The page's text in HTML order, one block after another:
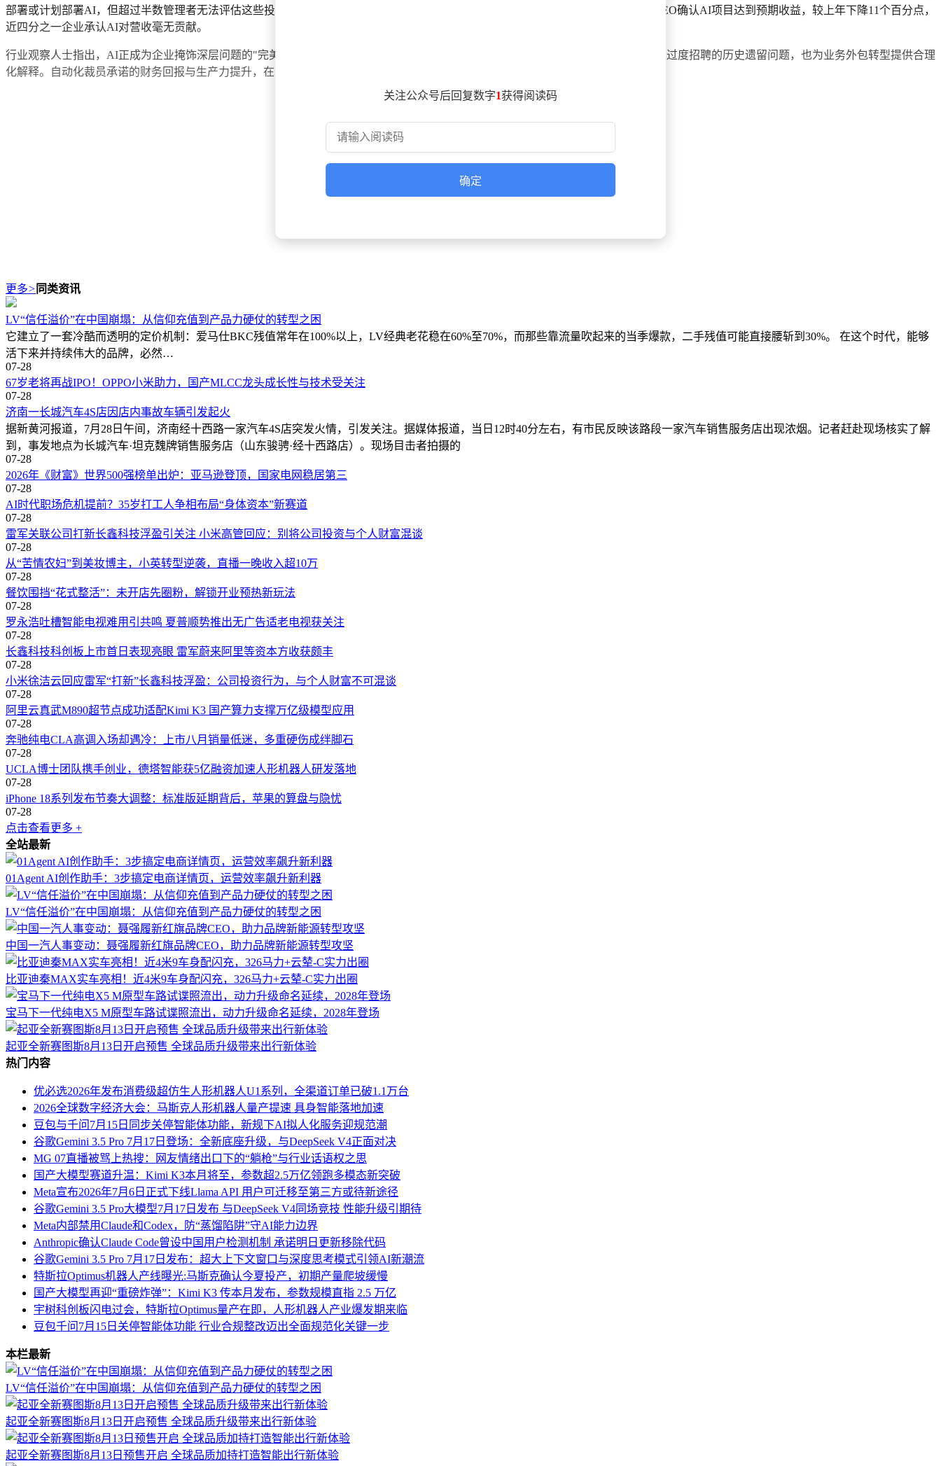
部署或计划部署AI，但超过半数管理者无法评估这些投入是否真正提升了生产力。这种矛盾在投资回报数据中更为突出——仅27%的CEO确认AI项目达到预期收益，较上年下降11个百分点，
近四分之一企业承认AI对营收毫无贡献。
行业观察人士指出，AI正成为企业掩饰深层问题的"完美借口"。《财富》杂志分析称，许多科技公司借AI之名行组织调整之实，既掩盖过度招聘的历史遗留问题，也为业务外包转型提供合理
化解释。自动化裁员承诺的财务回报与生产力提升，在实际执行中往往难以兑现，这种落差正在动摇企业对AI技术的长期信心。
关注公众号后回复数字1获得阅读码
确定
更多> 同类资讯
LV“信任溢价”在中国崩塌：从信仰充值到产品力硬仗的转型之困
它建立了一套冷酷而透明的定价机制：爱马仕BKC残值常年在100%以上，LV经典老花稳在60%至70%，而那些靠流量吹起来的当季爆款，二手残值可能直接腰斩到30%。 在这个时代，能够
活下来并持续伟大的品牌，必然…
07-28
67岁老将再战IPO！OPPO小米助力，国产MLCC龙头成长性与技术受关注
07-28
济南一长城汽车4S店因店内事故车辆引发起火
据新黄河报道，7月28日午间，济南经十西路一家汽车4S店突发火情，引发关注。据媒体报道，当日12时40分左右，有市民反映该路段一家汽车销售服务店出现浓烟。记者赶赴现场核实了解
到，事发地点为长城汽车·坦克魏牌销售服务店（山东骏骋·经十西路店）。现场目击者拍摄的
07-28
2026年《财富》世界500强榜单出炉：亚马逊登顶，国家电网稳居第三
07-28
AI时代职场危机提前？35岁打工人争相布局“身体资本”新赛道
07-28
雷军关联公司打新长鑫科技浮盈引关注 小米高管回应：别将公司投资与个人财富混谈
07-28
从“苦情农妇”到美妆博主，小英转型逆袭，直播一晚收入超10万
07-28
餐饮围挡“花式整活”：未开店先圈粉，解锁开业预热新玩法
07-28
罗永浩吐槽智能电视难用引共鸣 夏普顺势推出无广告适老电视获关注
07-28
长鑫科技科创板上市首日表现亮眼 雷军蔚来阿里等资本方收获颇丰
07-28
小米徐洁云回应雷军“打新”长鑫科技浮盈：公司投资行为，与个人财富不可混谈
07-28
阿里云真武M890超节点成功适配Kimi K3 国产算力支撑万亿级模型应用
07-28
奔驰纯电CLA高调入场却遇冷：上市八月销量低迷，多重硬伤成绊脚石
07-28
UCLA博士团队携手创业，德塔智能获5亿融资加速人形机器人研发落地
07-28
iPhone 18系列发布节奏大调整：标准版延期背后，苹果的算盘与隐忧
07-28
点击查看更多 +
全站最新
01Agent AI创作助手：3步搞定电商详情页，运营效率飙升新利器
LV“信任溢价”在中国崩塌：从信仰充值到产品力硬仗的转型之困
中国一汽人事变动：聂强履新红旗品牌CEO，助力品牌新能源转型攻坚
比亚迪秦MAX实车亮相！近4米9车身配闪充，326马力+云辇-C实力出圈
宝马下一代纯电X5 M原型车路试谍照流出，动力升级命名延续，2028年登场
起亚全新赛图斯8月13日开启预售 全球品质升级带来出行新体验
热门内容
优必选2026年发布消费级超仿生人形机器人U1系列，全渠道订单已破1.1万台
2026全球数字经济大会：马斯克人形机器人量产提速 具身智能落地加速
豆包与千问7月15日同步关停智能体功能，新规下AI拟人化服务迎规范潮
谷歌Gemini 3.5 Pro 7月17日登场：全新底座升级，与DeepSeek V4正面对决
MG 07直播被骂上热搜：网友情绪出口下的“躺枪”与行业话语权之思
国产大模型赛道升温：Kimi K3本月将至，参数超2.5万亿领跑多模态新突破
Meta宣布2026年7月6日正式下线Llama API 用户可迁移至第三方或待新途径
谷歌Gemini 3.5 Pro大模型7月17日发布 与DeepSeek V4同场竞技 性能升级引期待
Meta内部禁用Claude和Codex，防“蒸馏陷阱”守AI能力边界
Anthropic确认Claude Code曾设中国用户检测机制 承诺明日更新移除代码
谷歌Gemini 3.5 Pro 7月17日发布：超大上下文窗口与深度思考模式引领AI新潮流
特斯拉Optimus机器人产线曝光:马斯克确认今夏投产，初期产量爬坡缓慢
国产大模型再迎“重磅炸弹”：Kimi K3 传本月发布，参数规模直指 2.5 万亿
宇树科创板闪电过会，特斯拉Optimus量产在即，人形机器人产业爆发期来临
豆包千问7月15日关停智能体功能 行业合规整改迈出全面规范化关键一步
本栏最新
LV“信任溢价”在中国崩塌：从信仰充值到产品力硬仗的转型之困
起亚全新赛图斯8月13日开启预售 全球品质升级带来出行新体验
起亚全新赛图斯8月13日预售开启 全球品质加持打造智能出行新体验